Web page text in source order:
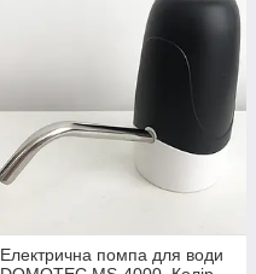
Електрична помпа для води